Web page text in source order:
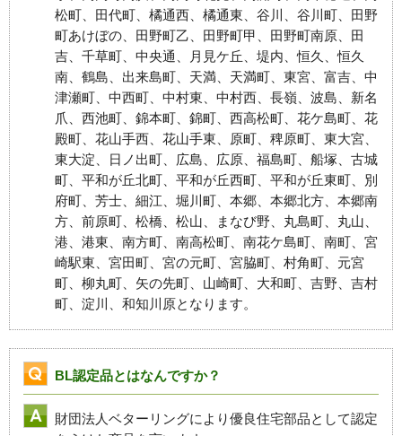
松町、田代町、橘通西、橘通東、谷川、谷川町、田野
町あけぼの、田野町乙、田野町甲、田野町南原、田
吉、千草町、中央通、月見ケ丘、堤内、恒久、恒久
南、鶴島、出来島町、天満、天満町、東宮、富吉、中
津瀬町、中西町、中村東、中村西、長嶺、波島、新名
爪、西池町、錦本町、錦町、西高松町、花ケ島町、花
殿町、花山手西、花山手東、原町、稗原町、東大宮、
東大淀、日ノ出町、広島、広原、福島町、船塚、古城
町、平和が丘北町、平和が丘西町、平和が丘東町、別
府町、芳士、細江、堀川町、本郷、本郷北方、本郷南
方、前原町、松橋、松山、まなび野、丸島町、丸山、
港、港東、南方町、南高松町、南花ケ島町、南町、宮
崎駅東、宮田町、宮の元町、宮脇町、村角町、元宮
町、柳丸町、矢の先町、山崎町、大和町、吉野、吉村
町、淀川、和知川原となります。
BL認定品とはなんですか？
財団法人ベターリングにより優良住宅部品として認定